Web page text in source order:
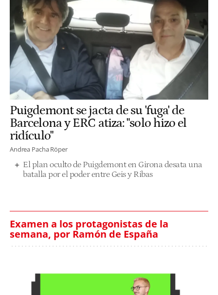
Puigdemont se jacta de su 'fuga' de
Barcelona y ERC atiza: "solo hizo el
ridículo"
Andrea Pacha Röper
El plan oculto de Puigdemont en Girona desata una
batalla por el poder entre Geis y Ribas
Examen a los protagonistas de la
semana, por Ramón de España